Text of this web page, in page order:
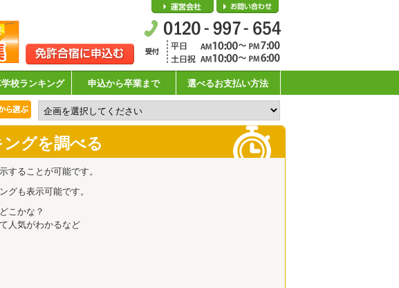
会社概要
校ランキング 申込から卒業まで 選べるお支払い方法
グを調べる
することが可能です。
グも表示可能です。
こかな？
人気がわかるなど